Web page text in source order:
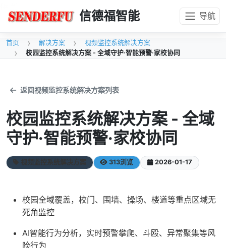
信德福智能 导航
首页 解决方案
视频监控系统解决方案
校园监控系统解决方案 - 全域守护·智能预警·家校协同
返回视频监控系统解决方案列表
校园监控系统解决方案 - 全域
守护·智能预警·家校协同
视频监控系统解决方案 313浏览 2026-01-17
校园全域覆盖，校门、围墙、操场、楼道等重点区域无
死角监控
AI智能行为分析，实时预警攀爬、斗殴、异常聚集等风
险行为